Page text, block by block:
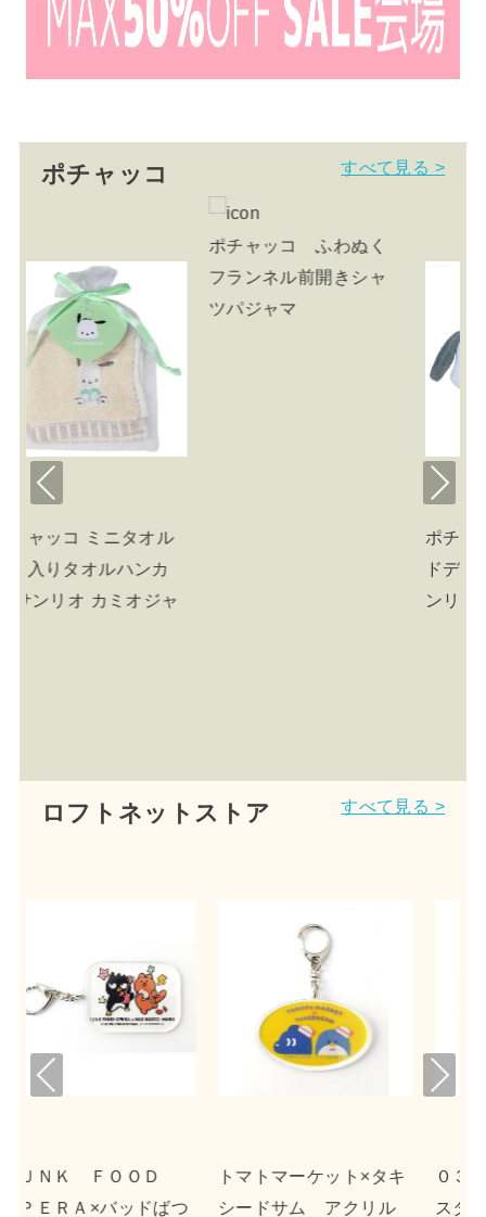
ポチャッコ すべて見る >
きシャ
ポチャッコ ヘアアクセ
ドデカパッチン vol.2 サ
ンリオ
ポチャッコ ショル
バッグ 刺繍ラウン
ョルダーバッグ
Pre
s
Nex
ロフトネットストア すべて見る >
ケット×タキ
アクリル
０３１３×リトルツイン
スターズ キャンバス
ｎｓｎ×ポチ
クリルキーホ
Pre
Nex